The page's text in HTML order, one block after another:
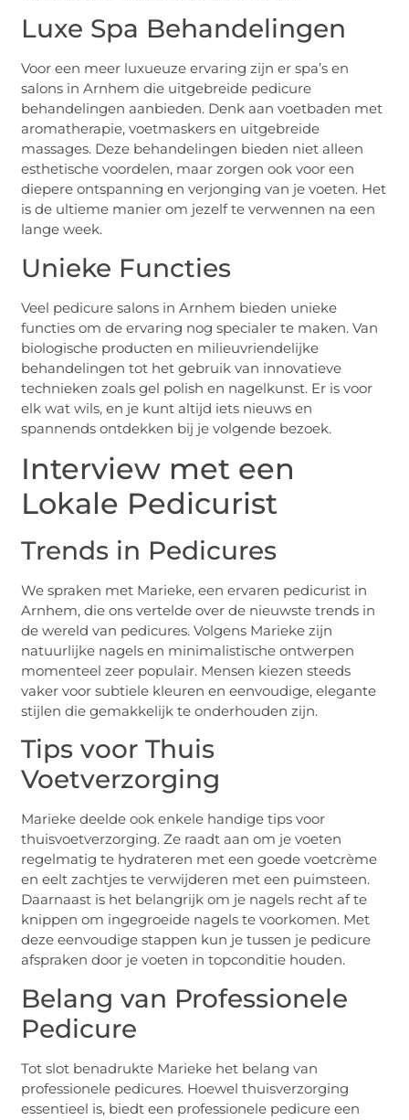
Luxe Spa Behandelingen
Voor een meer luxueuze ervaring zijn er spa’s en
salons in Arnhem die uitgebreide pedicure
behandelingen aanbieden. Denk aan voetbaden met
aromatherapie, voetmaskers en uitgebreide
massages. Deze behandelingen bieden niet alleen
esthetische voordelen, maar zorgen ook voor een
diepere ontspanning en verjonging van je voeten. Het
is de ultieme manier om jezelf te verwennen na een
lange week.
Unieke Functies
Veel pedicure salons in Arnhem bieden unieke
functies om de ervaring nog specialer te maken. Van
biologische producten en milieuvriendelijke
behandelingen tot het gebruik van innovatieve
technieken zoals gel polish en nagelkunst. Er is voor
elk wat wils, en je kunt altijd iets nieuws en
spannends ontdekken bij je volgende bezoek.
Interview met een
Lokale Pedicurist
Trends in Pedicures
We spraken met Marieke, een ervaren pedicurist in
Arnhem, die ons vertelde over de nieuwste trends in
de wereld van pedicures. Volgens Marieke zijn
natuurlijke nagels en minimalistische ontwerpen
momenteel zeer populair. Mensen kiezen steeds
vaker voor subtiele kleuren en eenvoudige, elegante
stijlen die gemakkelijk te onderhouden zijn.
Tips voor Thuis
Voetverzorging
Marieke deelde ook enkele handige tips voor
thuisvoetverzorging. Ze raadt aan om je voeten
regelmatig te hydrateren met een goede voetcrème
en eelt zachtjes te verwijderen met een puimsteen.
Daarnaast is het belangrijk om je nagels recht af te
knippen om ingegroeide nagels te voorkomen. Met
deze eenvoudige stappen kun je tussen je pedicure
afspraken door je voeten in topconditie houden.
Belang van Professionele
Pedicure
Tot slot benadrukte Marieke het belang van
professionele pedicures. Hoewel thuisverzorging
essentieel is, biedt een professionele pedicure een